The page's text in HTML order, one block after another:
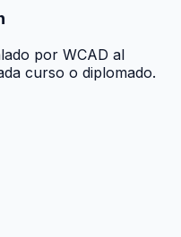
por WCAD al
curso o diplomado.